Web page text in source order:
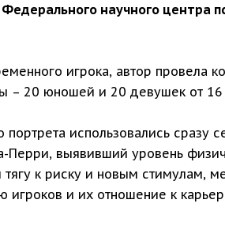
научного
игрока, автор провела
– 20 юношей и 20 девушек от
портрета использовались
Перри, выявивший уровень
к риску и новым стимулам,
игроков и их отношение к